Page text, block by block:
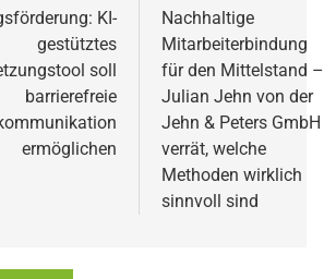
KI-
gestütztes
soll
barrierefreie
ermöglichen
Nachhaltige
Mitarbeiterbindung
für den Mittelstand –
Julian Jehn von der
Jehn & Peters GmbH
verrät, welche
Methoden wirklich
sinnvoll sind